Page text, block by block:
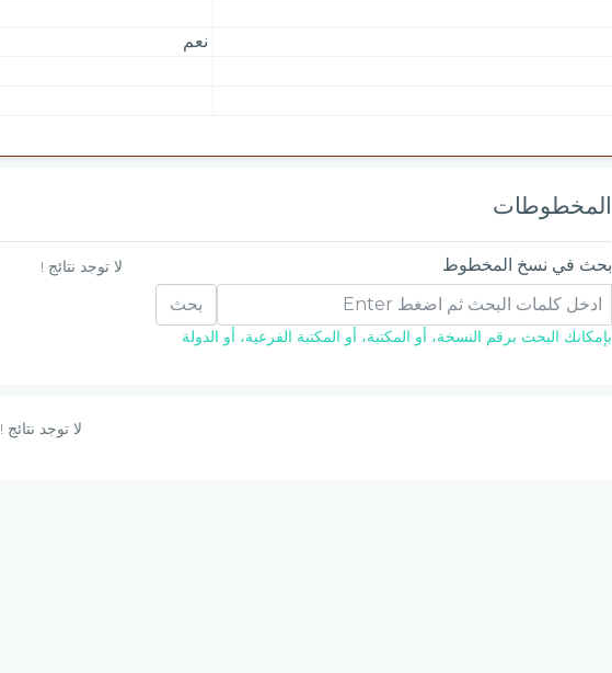
نعم
المخطوطات
بحث في نسخ المخطوط
بحث
بإمكانك البحث برقم النسخة، أو المكتبة، أو المكتبة الفرعية، أو الدولة
لا توجد نتائج !
لا توجد نتائج !